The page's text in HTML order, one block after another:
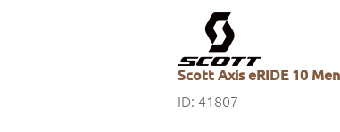
Scott Axis eRIDE 10
ID: 41807